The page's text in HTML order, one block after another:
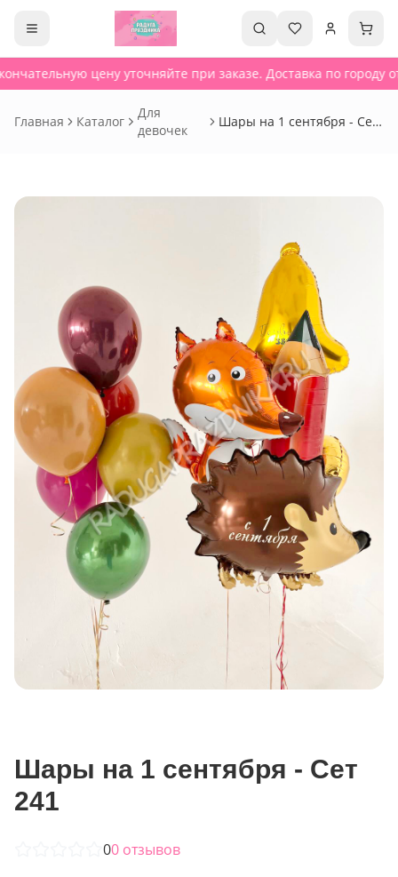
цену уточняйте при заказе. Доставка по городу
Главная Каталог
Для
девочек
Шары на 1 сентября - Сет
Шары на 1 сентября - Сет
241
00 отзывов